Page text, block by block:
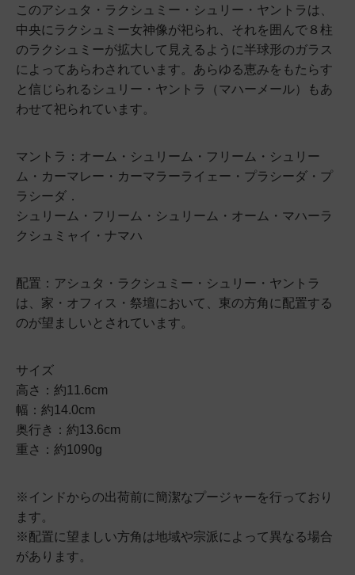
このアシュタ・ラクシュミー・シュリー・ヤントラは、
中央にラクシュミー女神像が祀られ、それを囲んで８柱
のラクシュミーが拡大して見えるように半球形のガラス
によってあらわされています。あらゆる恵みをもたらす
と信じられるシュリー・ヤントラ（マハーメール）もあ
わせて祀られています。
マントラ：オーム・シュリーム・フリーム・シュリー
ム・カーマレー・カーマラーライェー・プラシーダ・プ
ラシーダ．
シュリーム・フリーム・シュリーム・オーム・マハーラ
クシュミャイ・ナマハ
配置：アシュタ・ラクシュミー・シュリー・ヤントラ
は、家・オフィス・祭壇において、東の方角に配置する
のが望ましいとされています。
サイズ
高さ：約11.6cm
幅：約14.0cm
奥行き：約13.6cm
重さ：約1090g
※インドからの出荷前に簡潔なプージャーを行っており
ます。
※配置に望ましい方角は地域や宗派によって異なる場合
があります。